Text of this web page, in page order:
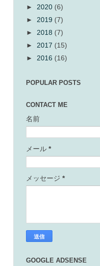
► 2020 (6)
► 2019 (7)
► 2018 (7)
► 2017 (15)
► 2016 (16)
POPULAR POSTS
CONTACT ME
名前
メール *
メッセージ *
GOOGLE ADSENSE